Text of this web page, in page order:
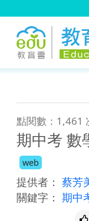
點閱數：1,461
期中考 數
web
提供者： 蔡芳
關鍵字： 期中